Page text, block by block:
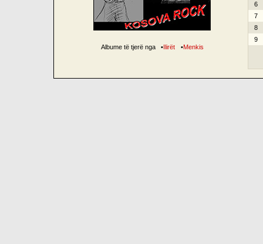
Albume të tjerë nga •Ilirët •Menkis
6
7
8
9